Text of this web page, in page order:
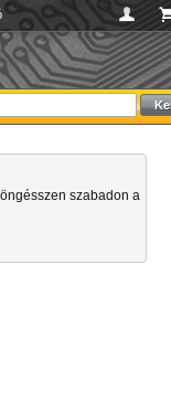
szabadon a